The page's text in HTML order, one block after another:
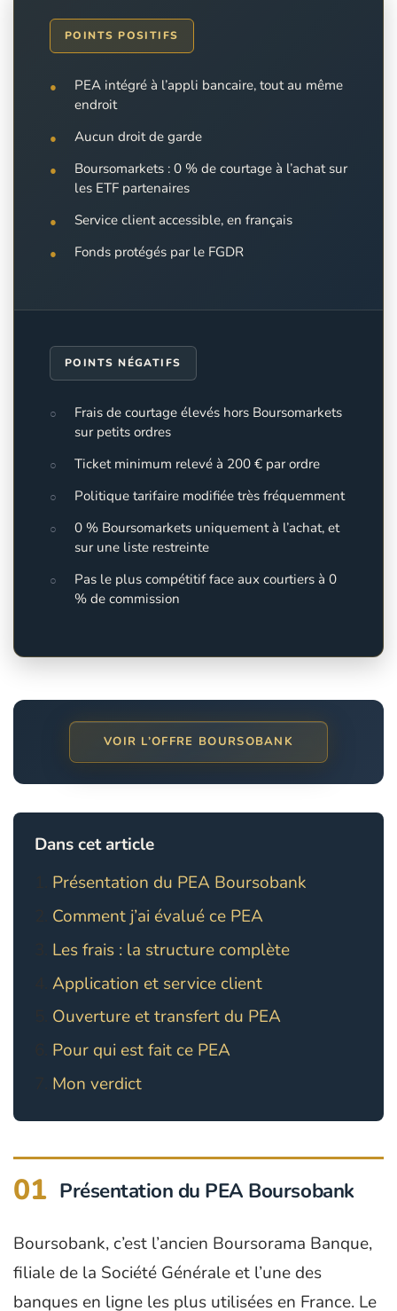
POINTS POSITIFS
PEA intégré à l’appli bancaire, tout au même
endroit
Aucun droit de garde
Boursomarkets : 0 % de courtage à l’achat sur
les ETF partenaires
Service client accessible, en français
Fonds protégés par le FGDR
POINTS NÉGATIFS
Frais de courtage élevés hors Boursomarkets
sur petits ordres
Ticket minimum relevé à 200 € par ordre
Politique tarifaire modifiée très fréquemment
0 % Boursomarkets uniquement à l’achat, et
sur une liste restreinte
Pas le plus compétitif face aux courtiers à 0
% de commission
VOIR L’OFFRE BOURSOBANK
Dans cet article
Présentation du PEA Boursobank
Comment j’ai évalué ce PEA
Les frais : la structure complète
Application et service client
Ouverture et transfert du PEA
Pour qui est fait ce PEA
Mon verdict
01 Présentation du PEA Boursobank
Boursobank, c’est l’ancien Boursorama Banque,
filiale de la Société Générale et l’une des
banques en ligne les plus utilisées en France. Le